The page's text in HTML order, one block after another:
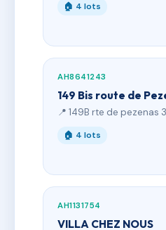
🏠 4 lots
AH8641243
149 Bis route de
📍 149B rte de pezenas
🏠 4 lots
AH1131754
VILLA CHEZ NOUS